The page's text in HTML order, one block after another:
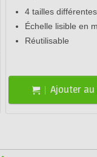
4 tailles différentes
Échelle lisible en
Réutilisable
Ajouter au